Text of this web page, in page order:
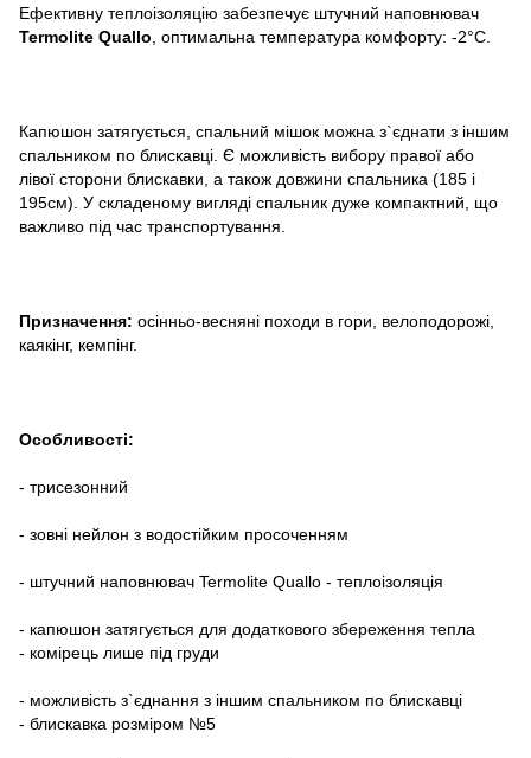
Ефективну теплоізоляцію забезпечує штучний наповнювач
Termolite Quallo , оптимальна температура комфорту: -2°C.
Капюшон затягується, спальний мішок можна з`єднати з іншим
спальником по блискавці. Є можливість вибору правої або
лівої сторони блискавки, а також довжини спальника (185 і
195см). У складеному вигляді спальник дуже компактний, що
важливо під час транспортування.
Призначення: осінньо-весняні походи в гори,
велоподорожі,
каякінг, кемпінг.
Особливості:
- трисезонний
- зовні нейлон з водостійким просоченням
- штучний наповнювач Termolite Quallo - теплоізоляція
- капюшон затягується для додаткового збереження тепла
- комірець лише під груди
- можливість з`єднання з іншим спальником по блискавці
- блискавка розміром №5